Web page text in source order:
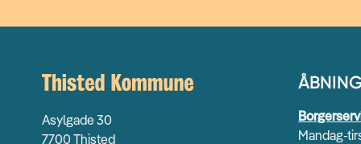
Asylgade 30
7700 Thisted
Mandag-